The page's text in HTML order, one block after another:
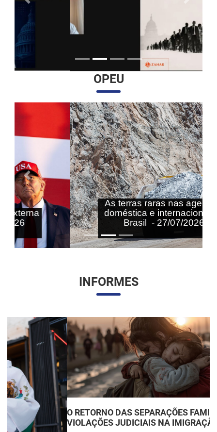
Anterior
OPEU
As terras raras nas agendas
doméstica e internacional do
Brasil - 27/07/2026
Anterior Próximo
INFORMES
O RETORNO DAS SEPARAÇÕES FAMILIARES:
VIOLAÇÕES JUDICIAIS NA IMIGRAÇÃO DOS EUA